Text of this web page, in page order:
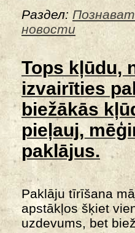
Раздел:
новости
Tops kļūdu,
izvairīties
biežākās
pieļauj,
paklājus.
Paklāju tīrīšana
apstākļos šķiet
uzdevums, bet